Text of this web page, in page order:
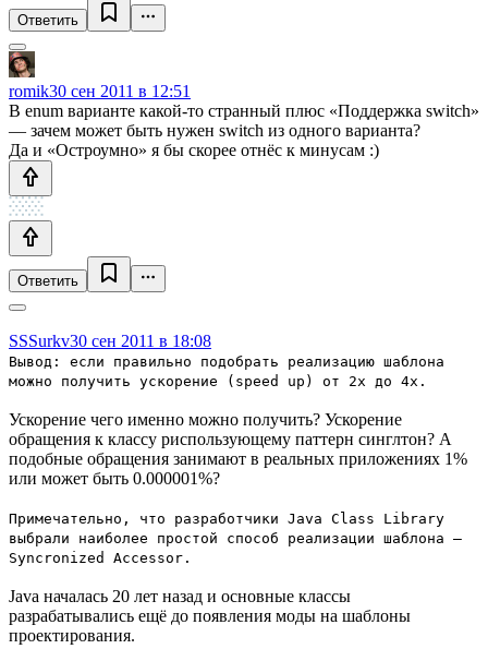
Ответить
romik30 сен 2011 в 12:51
В enum варианте какой-то странный плюс «Поддержка switch»
— зачем может быть нужен switch из одного варианта?
Да и «Остроумно» я бы скорее отнёс к минусам :)
Ответить
SSSurkv30 сен 2011 в 18:08
Вывод: если правильно подобрать реализацию шаблона
можно получить ускорение (speed up) от 2х до 4х.
Ускорение чего именно можно получить? Ускорение
обращения к классу риспользующему паттерн синглтон? А
подобные обращения занимают в реальных приложениях 1%
или может быть 0.000001%?
Примечательно, что разработчики Java Class Library
выбрали наиболее простой способ реализации шаблона —
Syncronized Accessor.
Java началась 20 лет назад и основные классы
разрабатывались ещё до появления моды на шаблоны
проектирования.